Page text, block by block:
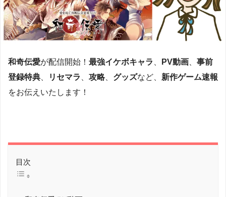
和奇伝愛が配信開始！ 最強イケボキャラ PV動画
事前
登録特典
リセマラ 攻略、 グッズなど、 新作ゲーム速報
をお伝えいたします！
目次